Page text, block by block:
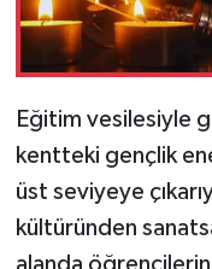
Eğitim vesilesiyle
kentteki gençlik
üst seviyeye
kültüründen